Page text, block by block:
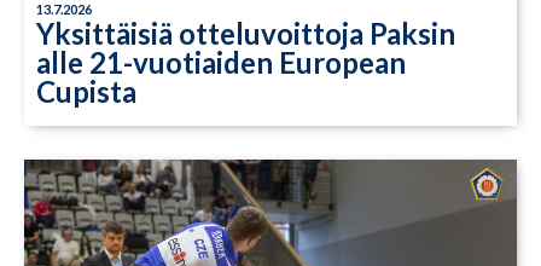
13.7.2026
Yksittäisiä otteluvoittoja Paksin
alle 21-vuotiaiden European
Cupista